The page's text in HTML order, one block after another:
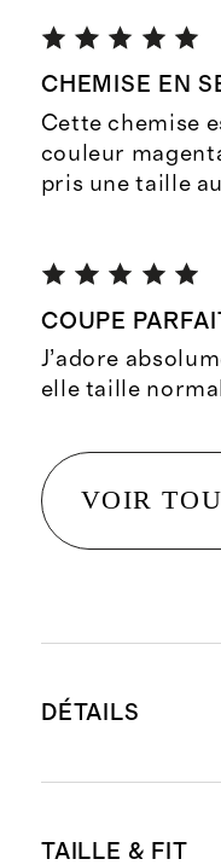
CHEMISE EN
Cette chemise
couleur
pris une taille
COUPE
J’adore
elle taille
VOIR
DÉTAILS
TAILLE & FIT